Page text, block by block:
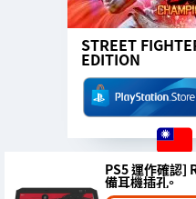
STREET
EDITION
PS5 運作確認]
備耳機插孔。